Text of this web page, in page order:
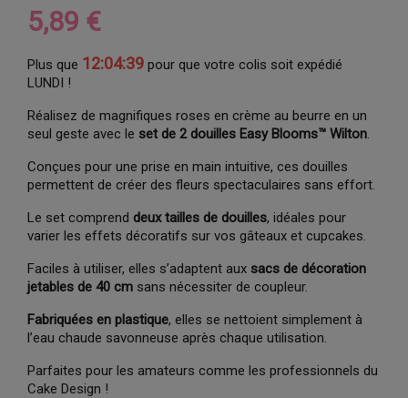
5,89 €
Plus que 12:04:39 pour que votre colis soit expédié
LUNDI !
Réalisez de magnifiques roses en crème au beurre en un
seul geste avec le set de 2 douilles Easy Blooms™ Wilton.
Conçues pour une prise en main intuitive, ces douilles
permettent de créer des fleurs spectaculaires sans effort.
Le set comprend deux tailles de douilles, idéales pour
varier les effets décoratifs sur vos gâteaux et cupcakes.
Faciles à utiliser, elles s’adaptent aux sacs de décoration
jetables de 40 cm sans nécessiter de coupleur.
Fabriquées en plastique, elles se nettoient simplement à
l’eau chaude savonneuse après chaque utilisation.
Parfaites pour les amateurs comme les professionnels du
Cake Design !